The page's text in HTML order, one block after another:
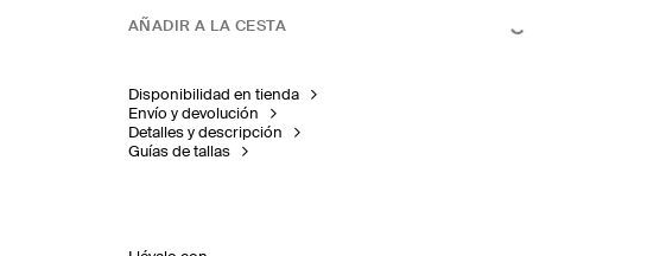
AÑADIR A LA CESTA
Disponibilidad en tienda
Envío y devolución
Detalles y descripción
Guías de tallas